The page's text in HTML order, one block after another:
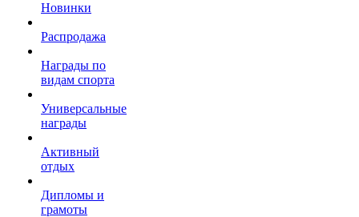
Новинки
Распродажа
Награды по
видам спорта
Универсальные
награды
Активный
отдых
Дипломы и
грамоты